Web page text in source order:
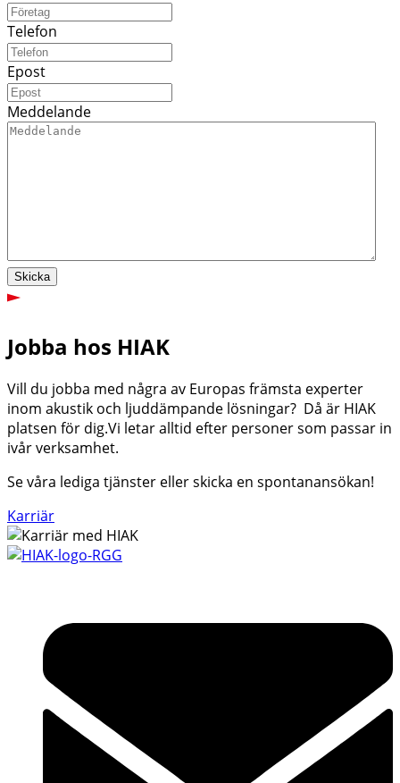
Telefon
Epost
Meddelande
Skicka
Jobba hos HIAK
Vill du jobba med några av Europas främsta experter
inom akustik och ljuddämpande lösningar? Då är HIAK
platsen för dig.Vi letar alltid efter personer som passar in
ivår verksamhet.
Se våra lediga tjänster eller skicka en spontanansökan!
Karriär